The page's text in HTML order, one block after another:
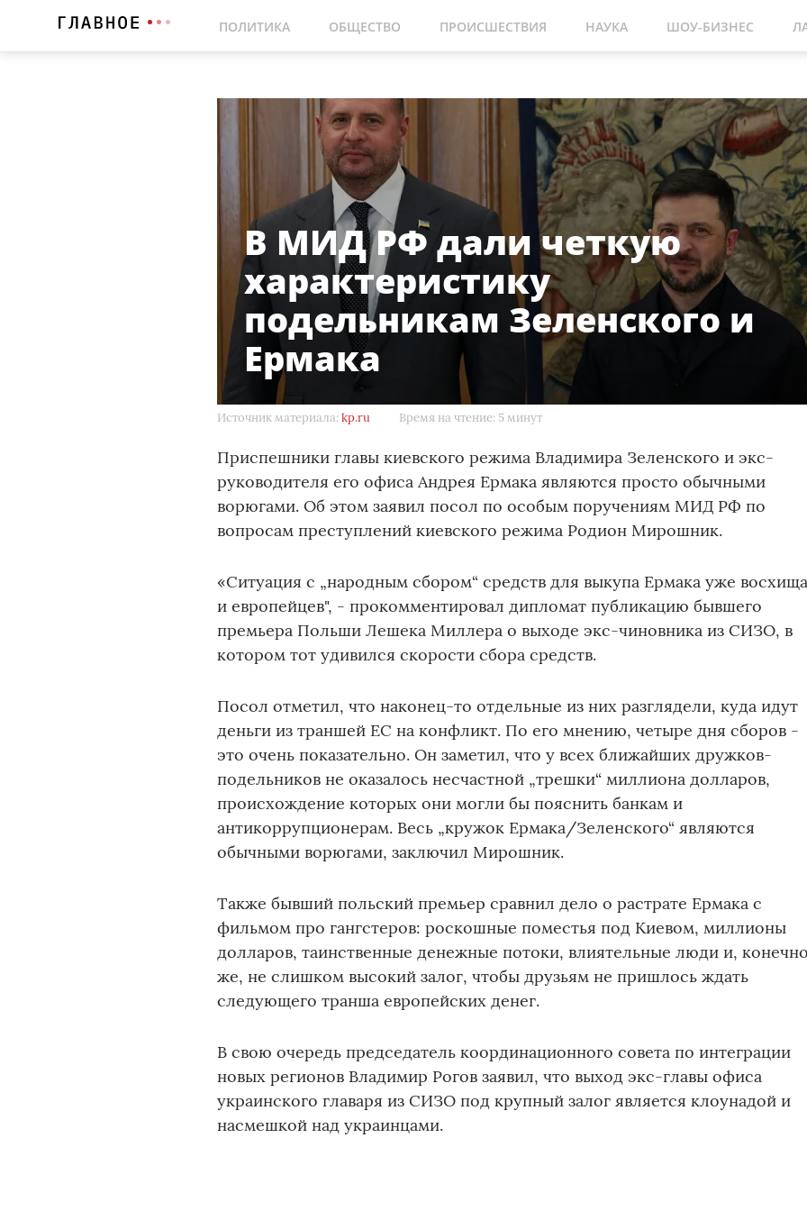
ПОЛИТИКА ОБЩЕСТВО ПРОИСШЕСТВИЯ НАУКА ШОУ-БИЗНЕС
В МИД РФ дали четкую
характеристику
подельникам Зеленского и
Ермака
Источник материала:kp.ru Время на чтение: 5 минут
Приспешники главы киевского режима Владимира Зеленского и экс-
руководителя его офиса Андрея Ермака являются просто обычными
ворюгами. Об этом заявил посол по особым поручениям МИД РФ по
вопросам преступлений киевского режима Родион Мирошник.
«Ситуация с „народным сбором“ средств для выкупа Ермака уже
и европейцев", - прокомментировал дипломат публикацию бывшего
премьера Польши Лешека Миллера о выходе экс-чиновника из СИЗО, в
котором тот удивился скорости сбора средств.
Посол отметил, что наконец-то отдельные из них разглядели, куда идут
деньги из траншей ЕС на конфликт. По его мнению, четыре дня сборов -
это очень показательно. Он заметил, что у всех ближайших дружков-
подельников не оказалось несчастной „трешки“ миллиона долларов,
происхождение которых они могли бы пояснить банкам и
антикоррупционерам. Весь „кружок Ермака/Зеленского“ являются
обычными ворюгами, заключил Мирошник.
Также бывший польский премьер сравнил дело о растрате Ермака с
фильмом про гангстеров: роскошные поместья под Киевом, миллионы
долларов, таинственные денежные потоки, влиятельные люди и,
же, не слишком высокий залог, чтобы друзьям не пришлось ждать
следующего транша европейских денег.
В свою очередь председатель координационного совета по интеграции
новых регионов Владимир Рогов заявил, что выход экс-главы офиса
украинского главаря из СИЗО под крупный залог является клоунадой и
насмешкой над украинцами.